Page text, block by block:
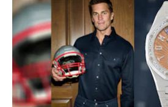
ースのロイヤル オーク フライン
む複数の時計が出品